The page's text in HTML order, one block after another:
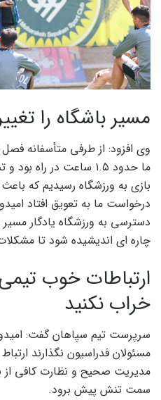
مسیر باشگاه را
وی افزود: از طرفی متأسفانه
بازی به ورزشگاه رسیدیم که
درخواست ما به تعویق افتاد
دسترسی به ورزشگاه یادگار
چاره ای اندیشیده شود تا
ارتباطات خوب
خراب نکنید
سرپرست تیم سپاهان گفت:
مسئولان فدراسیون نگذارند
مدیریت صحیح و نظارت کافی از
سمت تنش پیش برود.